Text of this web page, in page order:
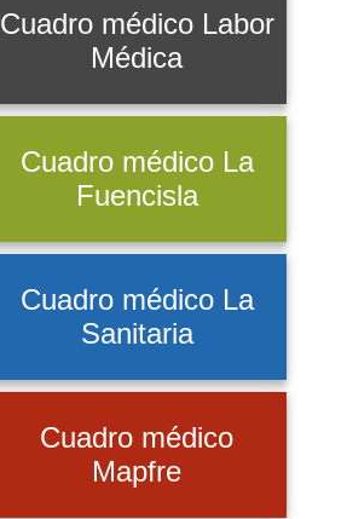
Cuadro médico Labor
Médica
Cuadro médico La
Fuencisla
Cuadro médico La
Sanitaria
Cuadro médico
Mapfre